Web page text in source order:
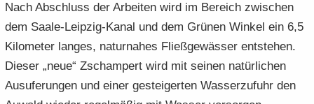
Nach Ab­schluss der Ar­bei­ten wird im Be­reich zwi­schen
dem Saale-​Leipzig-Kanal und dem Grü­nen Win­kel ein 6,5
Ki­lo­me­ter lan­ges, na­tur­na­hes Fließ­ge­wäs­ser ent­ste­hen.
Die­ser „neue“ Zscham­pert wird mit sei­nen na­tür­li­chen
Aus­ufe­run­gen und einer ge­stei­ger­ten Was­ser­zu­fuhr den